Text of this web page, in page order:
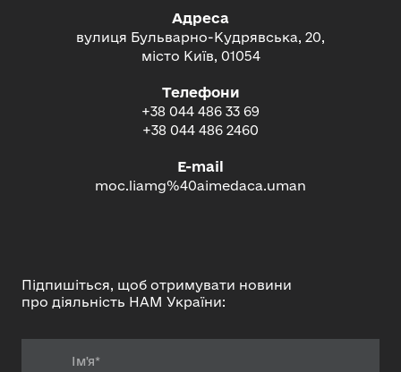
Адреса
вулиця Бульварно-Кудрявська, 20,
місто Київ, 01054
Телефони
+38 044 486 33 69
+38 044 486 2460
E-mail
moc.liamg%40aimedaca.uman
Підпишіться, щоб отримувати новини
про діяльність НАМ України: